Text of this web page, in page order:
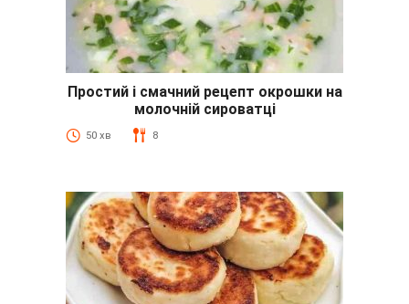
Простий і смачний рецепт окрошки на
молочній сироватці
50 хв 8